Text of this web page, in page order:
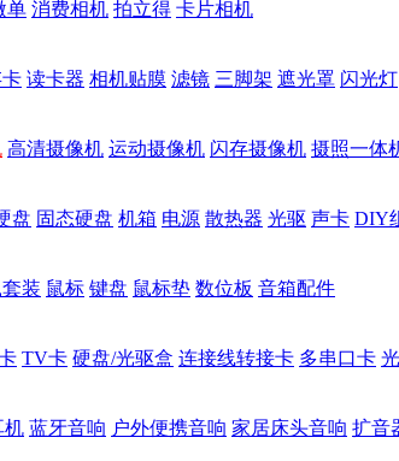
单 消费相机 拍立得 卡片相机
读卡器 相机贴膜 滤镜 三脚架 遮光罩 闪光灯
高清摄像机 运动摄像机 闪存摄像机 摄照一体
盘 固态硬盘 机箱 电源 散热器 光驱 声卡 DIY
装 鼠标 键盘 鼠标垫 数位板 音箱配件
TV卡 硬盘/光驱盒 连接线转接卡 多串口卡
机 蓝牙音响 户外便携音响 家居床头音响 扩音